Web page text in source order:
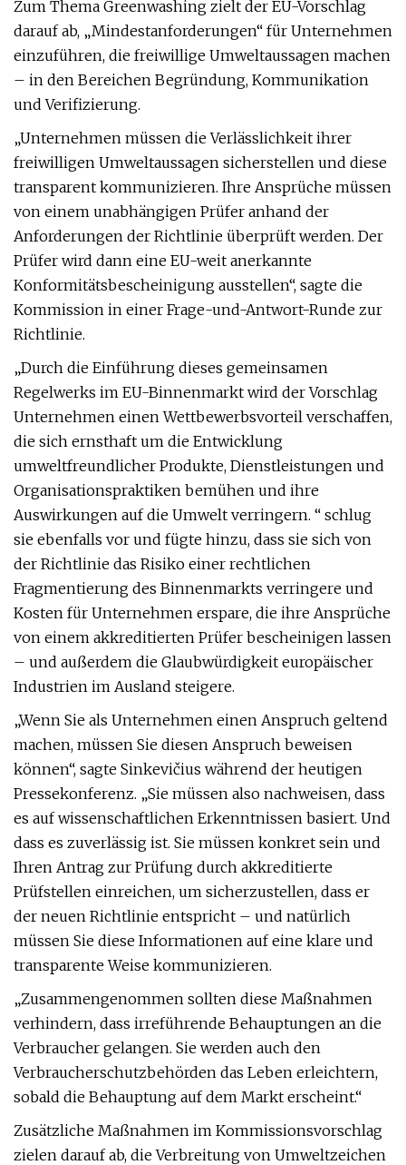
Zum Thema Greenwashing zielt der EU-Vorschlag
darauf ab, „Mindestanforderungen“ für Unternehmen
einzuführen, die freiwillige Umweltaussagen machen
– in den Bereichen Begründung, Kommunikation
und Verifizierung.
„Unternehmen müssen die Verlässlichkeit ihrer
freiwilligen Umweltaussagen sicherstellen und diese
transparent kommunizieren. Ihre Ansprüche müssen
von einem unabhängigen Prüfer anhand der
Anforderungen der Richtlinie überprüft werden. Der
Prüfer wird dann eine EU-weit anerkannte
Konformitätsbescheinigung ausstellen“, sagte die
Kommission in einer Frage-und-Antwort-Runde zur
Richtlinie.
„Durch die Einführung dieses gemeinsamen
Regelwerks im EU-Binnenmarkt wird der Vorschlag
Unternehmen einen Wettbewerbsvorteil verschaffen,
die sich ernsthaft um die Entwicklung
umweltfreundlicher Produkte, Dienstleistungen und
Organisationspraktiken bemühen und ihre
Auswirkungen auf die Umwelt verringern. “ schlug
sie ebenfalls vor und fügte hinzu, dass sie sich von
der Richtlinie das Risiko einer rechtlichen
Fragmentierung des Binnenmarkts verringere und
Kosten für Unternehmen erspare, die ihre Ansprüche
von einem akkreditierten Prüfer bescheinigen lassen
– und außerdem die Glaubwürdigkeit europäischer
Industrien im Ausland steigere.
„Wenn Sie als Unternehmen einen Anspruch geltend
machen, müssen Sie diesen Anspruch beweisen
können“, sagte Sinkevičius während der heutigen
Pressekonferenz. „Sie müssen also nachweisen, dass
es auf wissenschaftlichen Erkenntnissen basiert. Und
dass es zuverlässig ist. Sie müssen konkret sein und
Ihren Antrag zur Prüfung durch akkreditierte
Prüfstellen einreichen, um sicherzustellen, dass er
der neuen Richtlinie entspricht – und natürlich
müssen Sie diese Informationen auf eine klare und
transparente Weise kommunizieren.
„Zusammengenommen sollten diese Maßnahmen
verhindern, dass irreführende Behauptungen an die
Verbraucher gelangen. Sie werden auch den
Verbraucherschutzbehörden das Leben erleichtern,
sobald die Behauptung auf dem Markt erscheint.“
Zusätzliche Maßnahmen im Kommissionsvorschlag
zielen darauf ab, die Verbreitung von Umweltzeichen